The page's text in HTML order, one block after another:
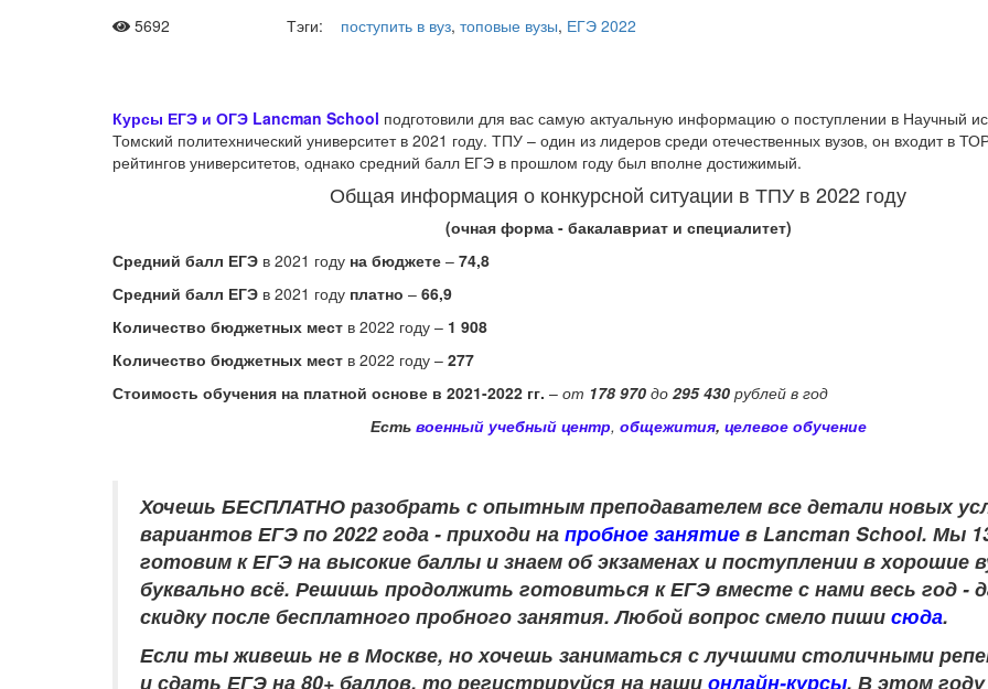
5692 Тэги: поступить в вуз, топовые вузы, ЕГЭ 2022
Курсы ЕГЭ и ОГЭ Lancman School подготовили для вас самую актуальную информацию о поступлении в Научный
Томский политехнический университет в 2021 году. ТПУ – один из лидеров среди отечественных вузов, он входит в
рейтингов университетов, однако средний балл ЕГЭ в прошлом году был вполне достижимый.
Общая информация о конкурсной ситуации в ТПУ в 2022 году
(очная форма - бакалавриат и специалитет)
Средний балл ЕГЭ в 2021 году на бюджете – 74,8
Средний балл ЕГЭ в 2021 году платно – 66,9
Количество бюджетных мест в 2022 году – 1 908
Количество бюджетных мест в 2022 году – 277
Стоимость обучения на платной основе в 2021-2022 гг. – от 178 970 до 295 430 рублей в год
Есть военный учебный центр, общежития, целевое обучение
Хочешь БЕСПЛАТНО разобрать с опытным преподавателем все детали новых
вариантов ЕГЭ по 2022 года - приходи на пробное занятие в Lancman School. Мы
готовим к ЕГЭ на высокие баллы и знаем об экзаменах и поступлении в хорошие
буквально всё. Решишь продолжить готовиться к ЕГЭ вместе с нами весь год -
скидку после бесплатного пробного занятия. Любой вопрос смело пиши сюда.
Если ты живешь не в Москве, но хочешь заниматься с лучшими столичными
и сдать ЕГЭ на 80+ баллов, то регистрируйся на наши онлайн-курсы. В этом